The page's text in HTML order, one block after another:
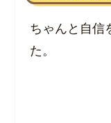
ちゃんと自信
た。